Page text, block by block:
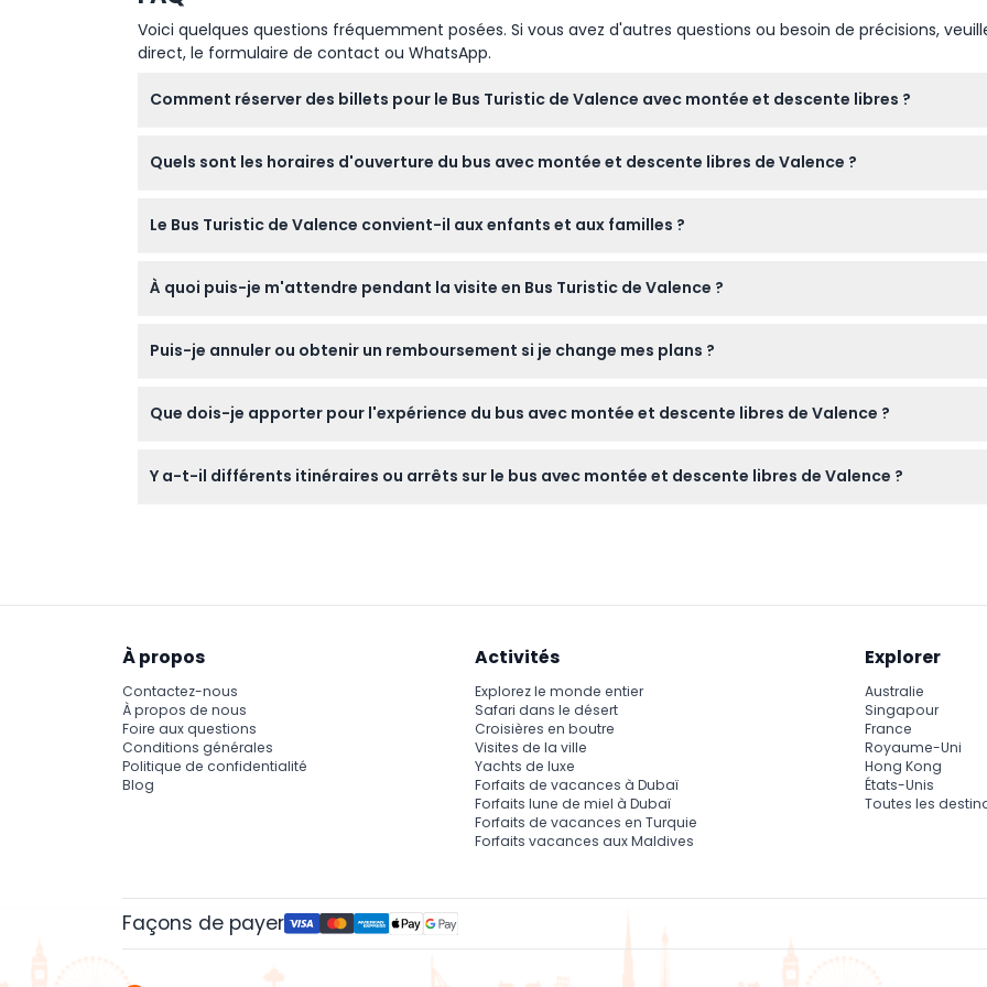
Voici quelques questions fréquemment posées. Si vous avez d'autres questions ou besoin de précisions,
direct, le formulaire de contact ou WhatsApp.
Comment réserver des billets pour le Bus Turistic de Valence avec montée et descente libres ?
heures et de compléter le processus de réservation — c'est rapide et sécurisé.
Quels sont les horaires d'ouverture du bus avec montée et descente libres de Valence ?
de la réservation). Vous pouvez monter et descendre autant de fois que vous le souhaitez pendant la
Le Bus Turistic de Valence convient-il aux enfants et aux familles ?
jeune. C'est une façon conviviale pour les familles d'explorer la ville à leur rythme.
À quoi puis-je m'attendre pendant la visite en Bus Turistic de Valence ?
fournissant des commentaires intéressants sur les monuments et l'histoire de Valence.
Puis-je annuler ou obtenir un remboursement si je change mes plans ?
vous avez sélectionnée lors de la réservation.
Que dois-je apporter pour l'expérience du bus avec montée et descente libres de Valence ?
ou mobile pour monter facilement à bord. Il est également utile d'avoir des écouteurs pour le commentaire
Y a-t-il différents itinéraires ou arrêts sur le bus avec montée et descente libres de Valence ?
À propos
Contactez-nous
À propos de nous
Foire aux questions
Conditions générales
Politique de confidentialité
Blog
Activités
Explorez le monde entier
Safari dans le désert
Croisières en boutre
Visites de la ville
Yachts de luxe
Forfaits de vacances à Dubaï
Forfaits lune de miel à Dubaï
Forfaits de vacances en Turquie
Forfaits vacances aux Maldives
Explorer
Australie
Singapour
France
Royaume-Uni
Hong Kong
États-Unis
Toutes les
Façons de payer